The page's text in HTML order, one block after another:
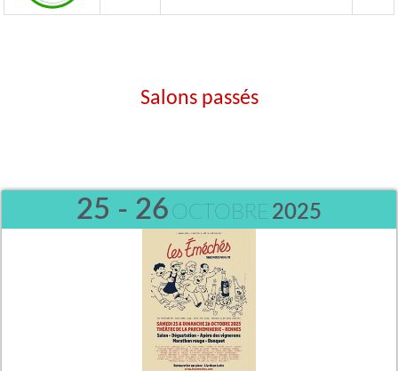
Salons passés
25 - 26 OCTOBRE 2025